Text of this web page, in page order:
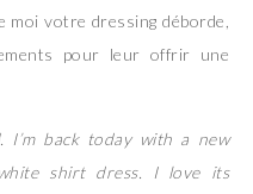
votre dressing déborde,
pour leur offrir une
back today with a new
shirt dress. I love its